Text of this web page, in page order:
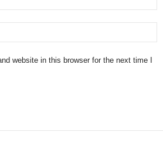
website in this browser for the next time I